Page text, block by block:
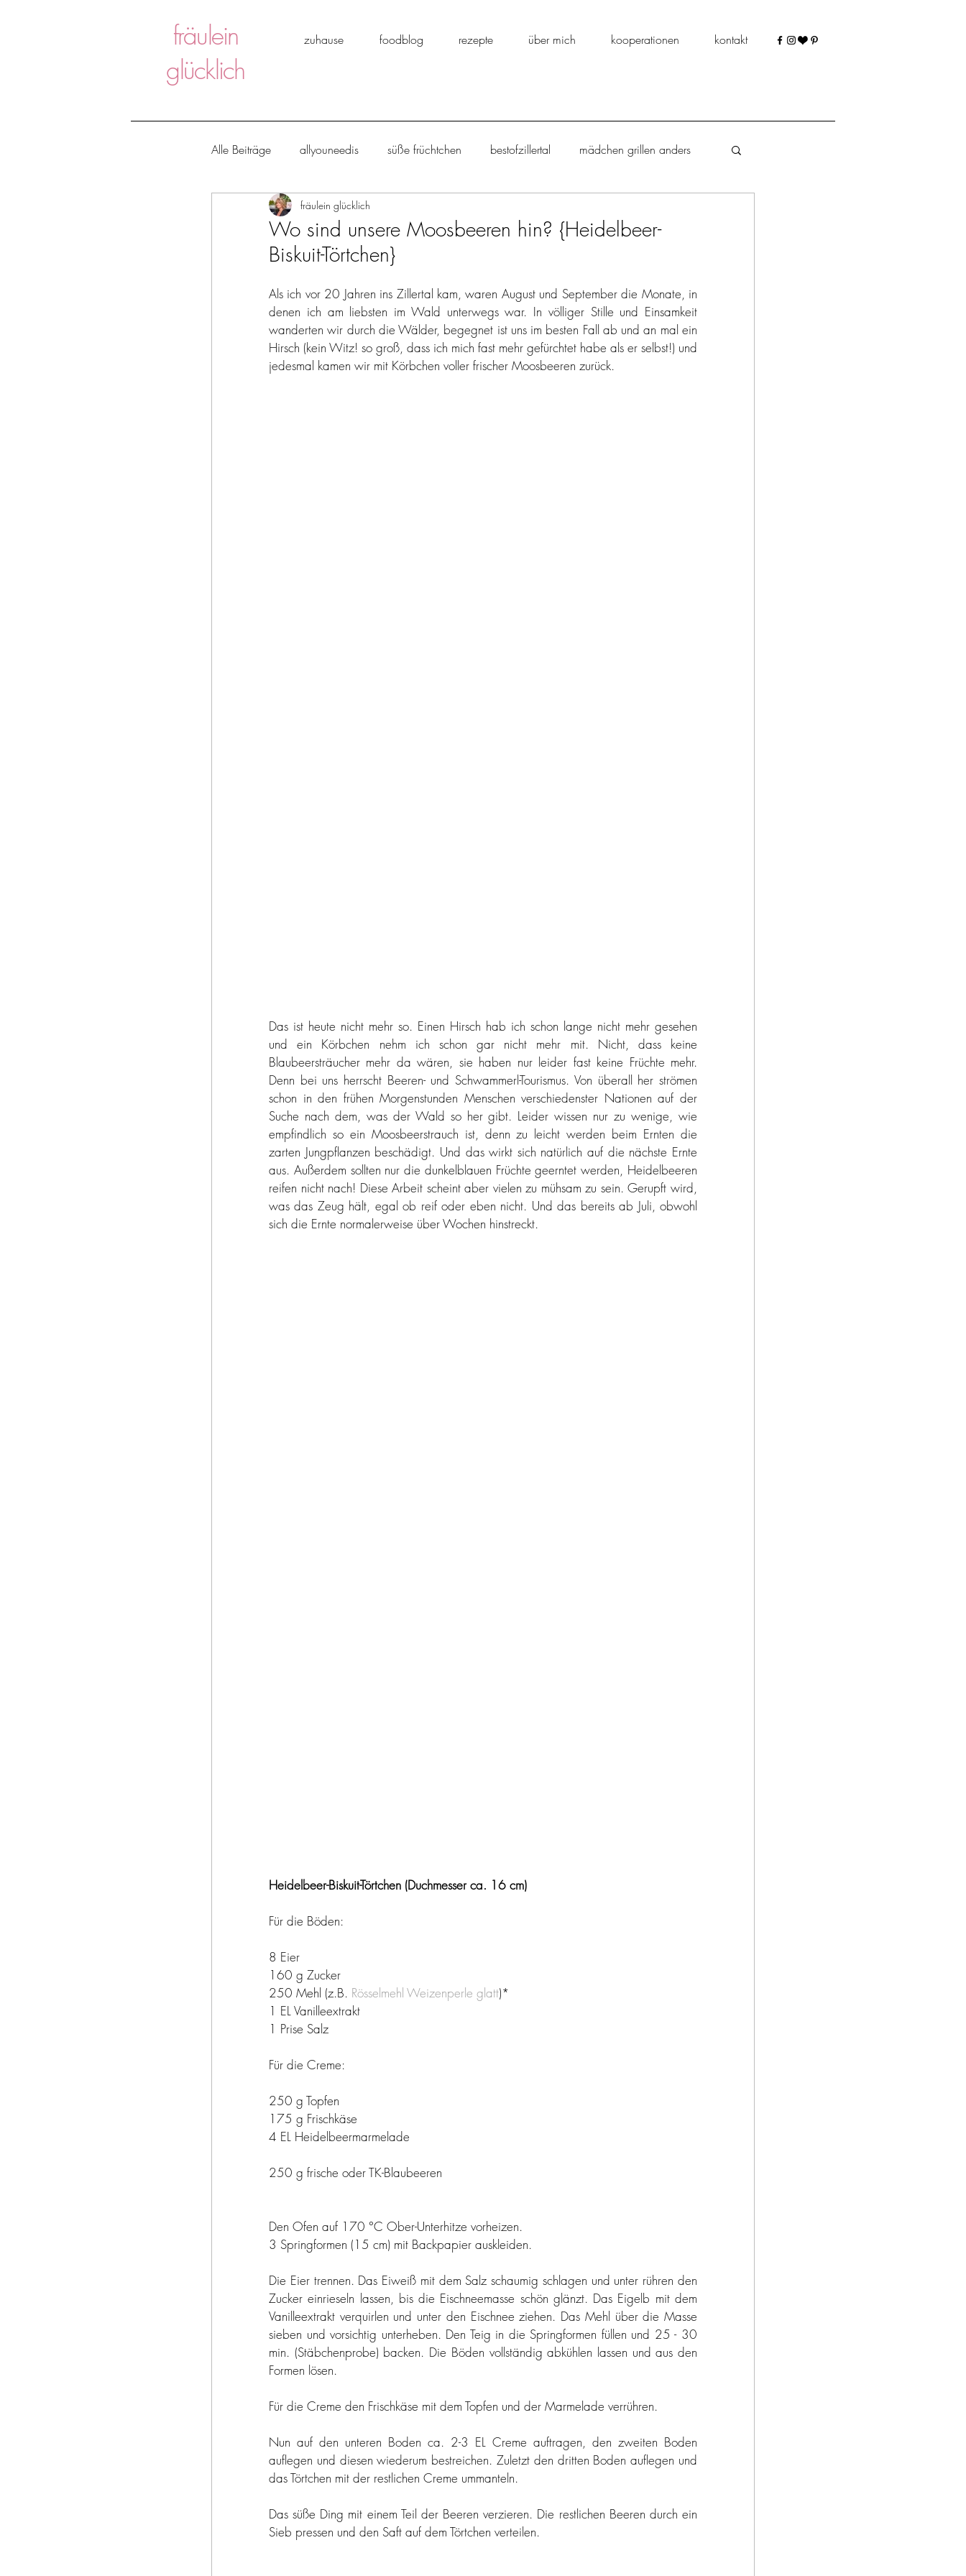
fräulein
glücklich
zuhause foodblog rezepte über mich kooperationen kontakt
Alle Beiträge allyouneedis süße früchtchen bestofzillertal mädchen grillen anders
ice ice baby backe backe kuchen
huch, fräulein glücklich kann ja au
hüftgold in kleinen mengen fräulein glücklich geht auf reisen
Wo sind unsere Moosbeeren hin? {Heidelbeer-
Biskuit-Törtchen}
fräulein glücklich
Als ich vor 20 Jahren ins Zillertal kam, waren August und September die Monate, in
denen ich am liebsten im Wald unterwegs war. In völliger Stille und Einsamkeit
wanderten wir durch die Wälder, begegnet ist uns im besten Fall ab und an mal ein
Hirsch (kein Witz! so groß, dass ich mich fast mehr gefürchtet habe als er selbst!) und
jedesmal kamen wir mit Körbchen voller frischer Moosbeeren zurück.
Das ist heute nicht mehr so. Einen Hirsch hab ich schon lange nicht mehr gesehen
und ein Körbchen nehm ich schon gar nicht mehr mit. Nicht, dass keine
Blaubeersträucher mehr da wären, sie haben nur leider fast keine Früchte mehr.
Denn bei uns herrscht Beeren- und Schwammerl-Tourismus. Von überall her strömen
schon in den frühen Morgenstunden Menschen verschiedenster Nationen auf der
Suche nach dem, was der Wald so her gibt. Leider wissen nur zu wenige, wie
empfindlich so ein Moosbeerstrauch ist, denn zu leicht werden beim Ernten die
zarten Jungpflanzen beschädigt. Und das wirkt sich natürlich auf die nächste Ernte
aus. Außerdem sollten nur die dunkelblauen Früchte geerntet werden, Heidelbeeren
reifen nicht nach! Diese Arbeit scheint aber vielen zu mühsam zu sein. Gerupft wird,
was das Zeug hält, egal ob reif oder eben nicht. Und das bereits ab Juli, obwohl
sich die Ernte normalerweise über Wochen hinstreckt.
Heidelbeer-Biskuit-Törtchen (Duchmesser ca. 16 cm)
Für die Böden:
8 Eier
160 g Zucker
250 Mehl (z.B. Rösselmehl Weizenperle glatt)*
1 EL Vanilleextrakt
1 Prise Salz
Für die Creme:
250 g Topfen
175 g Frischkäse
4 EL Heidelbeermarmelade
250 g frische oder TK-Blaubeeren
Den Ofen auf 170 °C Ober-Unterhitze vorheizen.
3 Springformen (15 cm) mit Backpapier auskleiden.
Die Eier trennen. Das Eiweiß mit dem Salz schaumig schlagen und unter rühren den
Zucker einrieseln lassen, bis die Eischneemasse schön glänzt. Das Eigelb mit dem
Vanilleextrakt verquirlen und unter den Eischnee ziehen. Das Mehl über die Masse
sieben und vorsichtig unterheben. Den Teig in die Springformen füllen und 25 - 30
min. (Stäbchenprobe) backen. Die Böden vollständig abkühlen lassen und aus den
Formen lösen.
Für die Creme den Frischkäse mit dem Topfen und der Marmelade verrühren.
Nun auf den unteren Boden ca. 2-3 EL Creme auftragen, den zweiten Boden
auflegen und diesen wiederum bestreichen. Zuletzt den dritten Boden auflegen und
das Törtchen mit der restlichen Creme ummanteln.
Das süße Ding mit einem Teil der Beeren verzieren. Die restlichen Beeren durch ein
Sieb pressen und den Saft auf dem Törtchen verteilen.